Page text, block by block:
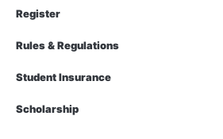
Register
Rules & Regulations
Student Insurance
Scholarship